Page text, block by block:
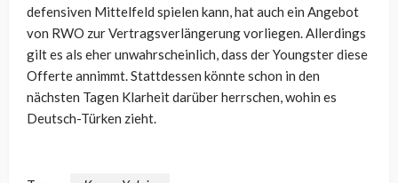
defensiven Mittelfeld spielen kann, hat auch ein Angebot
von RWO zur Vertragsverlängerung vorliegen. Allerdings
gilt es als eher unwahrscheinlich, dass der Youngster diese
Offerte annimmt. Stattdessen könnte schon in den
nächsten Tagen Klarheit darüber herrschen, wohin es
Deutsch-Türken zieht.